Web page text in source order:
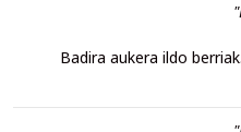
Badira aukera ildo